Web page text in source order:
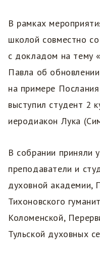
В рамках
школой совместно
с докладом на тему
Павла об
на примере
выступил студент 2
иеродиакон Лука
В собрании приняли
преподаватели и
духовной академии,
Тихоновского
Коломенской,
Тульской духовных